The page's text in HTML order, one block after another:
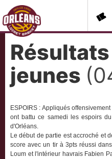
jeunes
ESPOIRS : Appliqués
ont battu ce samedi les espoirs
d'Orléans.
Le début de partie est accroché et
score avec un tir à 3pts réussi
Loum et l'intérieur havrais Fabien